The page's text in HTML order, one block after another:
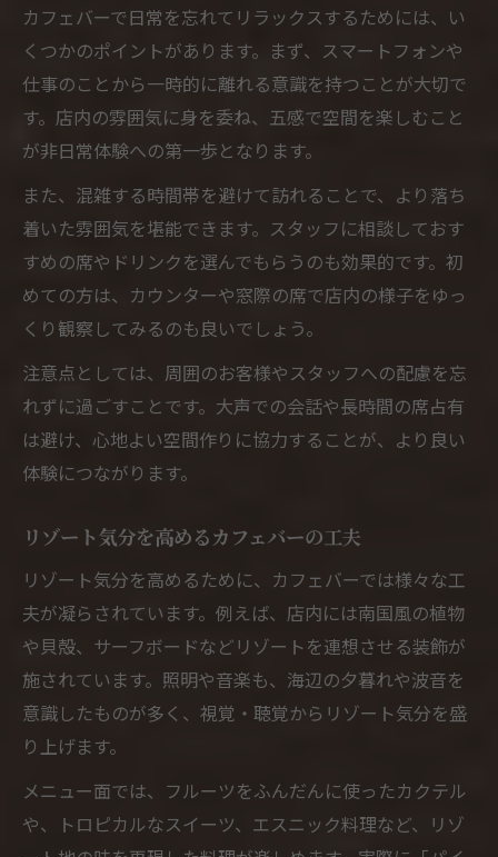
カフェバーで日常を忘れてリラックスするためには、い
くつかのポイントがあります。まず、スマートフォンや
仕事のことから一時的に離れる意識を持つことが大切で
す。店内の雰囲気に身を委ね、五感で空間を楽しむこと
が非日常体験への第一歩となります。
また、混雑する時間帯を避けて訪れることで、より落ち
着いた雰囲気を堪能できます。スタッフに相談しておす
すめの席やドリンクを選んでもらうのも効果的です。初
めての方は、カウンターや窓際の席で店内の様子をゆっ
くり観察してみるのも良いでしょう。
注意点としては、周囲のお客様やスタッフへの配慮を忘
れずに過ごすことです。大声での会話や長時間の席占有
は避け、心地よい空間作りに協力することが、より良い
体験につながります。
リゾート気分を高めるカフェバーの工夫
リゾート気分を高めるために、カフェバーでは様々な工
夫が凝らされています。例えば、店内には南国風の植物
や貝殻、サーフボードなどリゾートを連想させる装飾が
施されています。照明や音楽も、海辺の夕暮れや波音を
意識したものが多く、視覚・聴覚からリゾート気分を盛
り上げます。
メニュー面では、フルーツをふんだんに使ったカクテル
や、トロピカルなスイーツ、エスニック料理など、リゾ